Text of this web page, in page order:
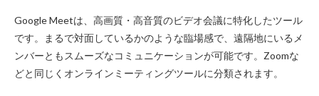
Google Meetは、高画質・高音質のビデオ会議に特化したツール
です。まるで対面しているかのような臨場感で、遠隔地にいるメ
ンバーともスムーズなコミュニケーションが可能です。Zoomな
どと同じくオンラインミーティングツールに分類されます。